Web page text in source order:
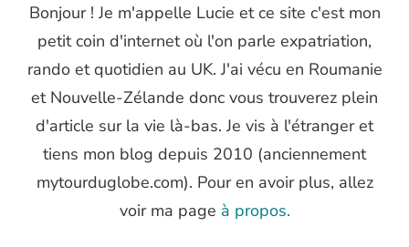
Bonjour ! Je m'appelle Lucie et ce site c'est mon
petit coin d'internet où l'on parle expatriation,
rando et quotidien au UK. J'ai vécu en Roumanie
et Nouvelle-Zélande donc vous trouverez plein
d'article sur la vie là-bas. Je vis à l'étranger et
tiens mon blog depuis 2010 (anciennement
mytourduglobe.com). Pour en avoir plus, allez
voir ma page à propos.